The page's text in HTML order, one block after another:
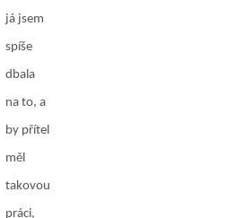
já jsem
spíše
dbala
na to, a
by přítel
měl
takovou
práci,